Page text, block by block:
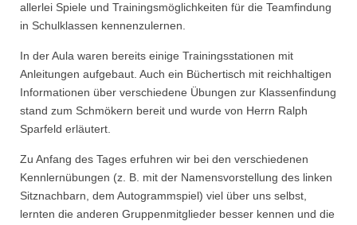
allerlei Spiele und Trainingsmöglichkeiten für die Teamfindung
in Schulklassen kennenzulernen.
In der Aula waren bereits einige Trainingsstationen mit
Anleitungen aufgebaut. Auch ein Büchertisch mit reichhaltigen
Informationen über verschiedene Übungen zur Klassenfindung
stand zum Schmökern bereit und wurde von Herrn Ralph
Sparfeld erläutert.
Zu Anfang des Tages erfuhren wir bei den verschiedenen
Kennlernübungen (z. B. mit der Namensvorstellung des linken
Sitznachbarn, dem Autogrammspiel) viel über uns selbst,
lernten die anderen Gruppenmitglieder besser kennen und die